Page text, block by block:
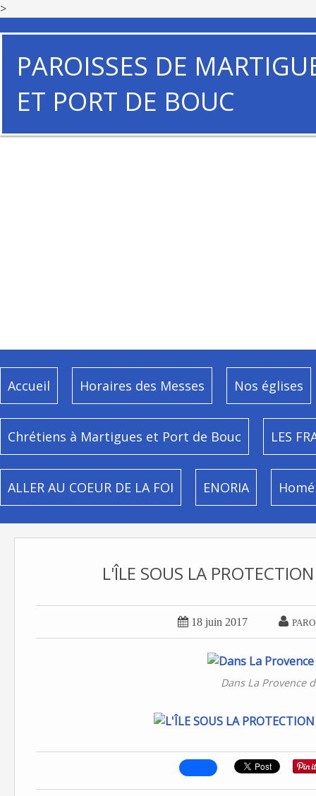
>
PAROISSES DE
ET PORT DE BOUC
Accueil Horaires des Messes Nos églises
Chrétiens à Martigues et Port de Bouc LES
ALLER AU COEUR DE LA FOI ENORIA
L'ÎLE SOUS LA
 18 juin 2017 
Dans La Provence